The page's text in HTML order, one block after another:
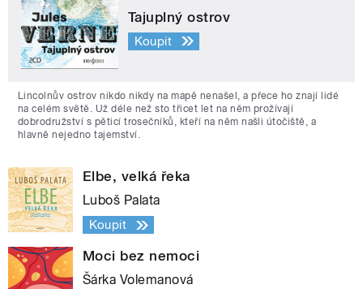
Tajuplný ostrov
Koupit
Lincolnův ostrov nikdo nikdy na mapě nenašel, a přece ho znají lidé
na celém světě. Už déle než sto třicet let na něm prožívají
dobrodružství s pěticí trosečníků, kteří na něm našli útočiště, a
hlavně nejedno tajemství.
Elbe, velká řeka
Luboš Palata
Koupit
Moci bez nemoci
Šárka Volemanová